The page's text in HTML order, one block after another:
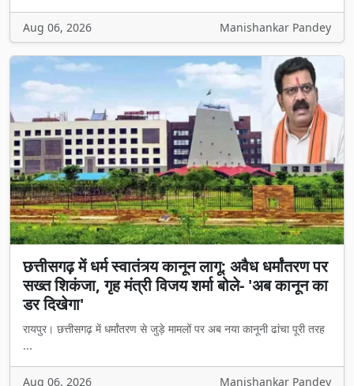
Aug 06, 2026 Manishankar Pandey
छत्तीसगढ़ में धर्म स्वातंत्र्य कानून लागू: अवैध धर्मांतरण पर
सख्त शिकंजा, गृह मंत्री विजय शर्मा बोले- 'अब कानून का
डर दिखेगा'
रायपुर। छत्तीसगढ़ में धर्मांतरण से जुड़े मामलों पर अब नया कानूनी ढांचा पूरी तरह
...
Aug 06, 2026 Manishankar Pandey